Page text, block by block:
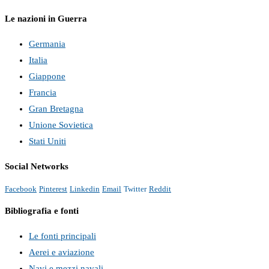
Le nazioni in Guerra
Germania
Italia
Giappone
Francia
Gran Bretagna
Unione Sovietica
Stati Uniti
Social Networks
Facebook Pinterest Linkedin Email Twitter Reddit
Bibliografia e fonti
Le fonti principali
Aerei e aviazione